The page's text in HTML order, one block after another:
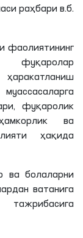
раҳбари в.б.
фаолиятининг
фуқаролар
фуқаролик
ва
ҳақида
ва болаларни
ватанига
тажрибасига